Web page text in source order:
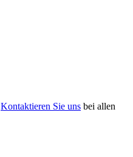
Kontaktieren Sie uns bei allen